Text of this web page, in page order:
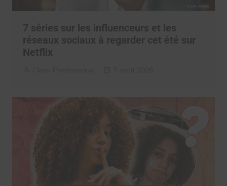
7 séries sur les influenceurs et les
réseaux sociaux à regarder cet été sur
Netflix